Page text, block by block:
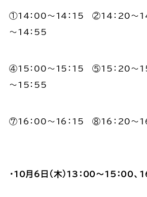
①14：00～14：15 ②14：20～
～14：55
④15：00～15：15 ⑤15：20～
～15：55
⑦16：00～16：15 ⑧16：20～
・10月6日（木）13：00～15：00